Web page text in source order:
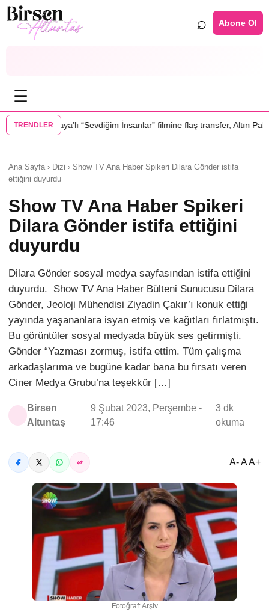
⌕ Abone Ol
☰
TRENDLER
“Sevdiğim İnsanlar” filmine flaş transfer, Altın Palmiye’li Vlad Ivanov
Ana Sayfa › Dizi › Show TV Ana Haber Spikeri Dilara Gönder istifa
ettiğini duyurdu
Show TV Ana Haber Spikeri
Dilara Gönder istifa ettiğini
duyurdu
Dilara Gönder sosyal medya sayfasından istifa ettiğini
duyurdu. Show TV Ana Haber Bülteni Sunucusu Dilara
Gönder, Jeoloji Mühendisi Ziyadin Çakır’ı konuk ettiği
yayında yaşananlara isyan etmiş ve kağıtları fırlatmıştı.
Bu görüntüler sosyal medyada büyük ses getirmişti.
Gönder “Yazması zormuş, istifa ettim. Tüm çalışma
arkadaşlarıma ve bugüne kadar bana bu fırsatı veren
Ciner Medya Grubu’na teşekkür […]
Birsen
Altuntaş
9 Şubat 2023, Perşembe -
17:46
3 dk
okuma
A- A A+
Fotoğraf: Arşiv